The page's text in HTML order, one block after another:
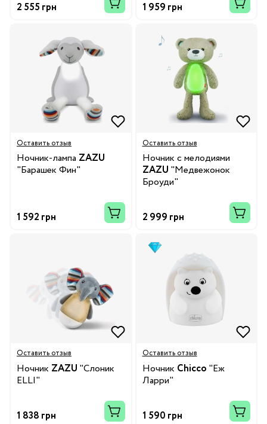
2 555 грн 1 959 грн
Оставить отзыв
Ночник-лампа ZAZU
"Барашек Фин"
1 592 грн
Оставить отзыв
Ночник с мелодиями
ZAZU "Медвежонок
Броуди"
2 999 грн
Оставить отзыв
Ночник ZAZU "Слоник
ELLI"
1 838 грн
Оставить отзыв
Ночник Chicco "Еж
Ларри"
1 590 грн